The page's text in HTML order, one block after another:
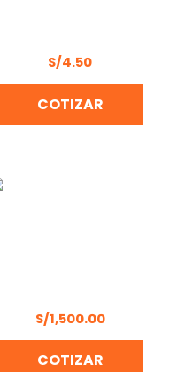
S/4.50
COTIZAR
S/1,500.00
COTIZAR